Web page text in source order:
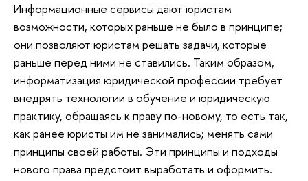
Информационные сервисы дают юристам
возможности, которых раньше не было в принципе;
они позволяют юристам решать задачи, которые
раньше перед ними не ставились. Таким образом,
информатизация юридической профессии требует
внедрять технологии в обучение и юридическую
практику, обращаясь к праву по-новому, то есть так,
как ранее юристы им не занимались; менять сами
принципы своей работы. Эти принципы и подходы
нового права предстоит выработать и оформить.